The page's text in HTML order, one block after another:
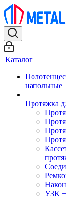
Каталог
напольные
Протяжка
УЗК